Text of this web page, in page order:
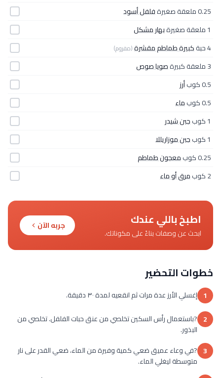
0.25 ملعقة صغيرة
فلفل أسود
1 ملعقة صغيرة
بهار مشكل
4 حبة
كبيرة طماطم مقشرة(مفروم)
3 ملعقة كبيرة
صويا صوص
0.5 كوب
أرز
0.5 كوب
ماء
1 كوب
جبن شيدر
1 كوب
جبن موزاريللا
0.25 كوب
معجون طماطم
2 كوب
مرق أو ماء
اطبخ باللي عندك
ابحث عن وصفات بناءً على مكوناتك.
جربه الآن
خطوات التحضير
1 إغسلي الأرز عدة مرات ثم انقعيه لمدة ٣٠ دقيقة.
2 ?باستعمال رأس السكين تخلصي من عنق حبات الفلفل. تخلصي من
البذور.
3 ?في وعاء عميق ضعي كمية وفيرة من الماء، ضعي القدر على نار
متوسطة ليغلي الماء.